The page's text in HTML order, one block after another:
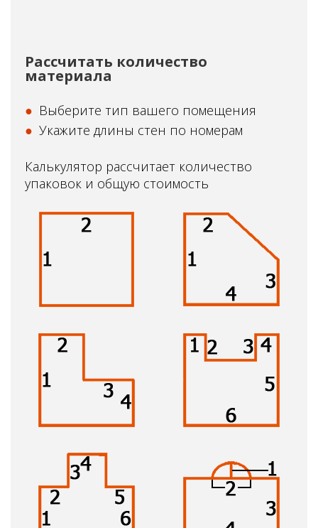
Рассчитать количество
материала
Выберите тип вашего помещения
Укажите длины стен по номерам
Калькулятор рассчитает количество
упаковок и общую стоимость